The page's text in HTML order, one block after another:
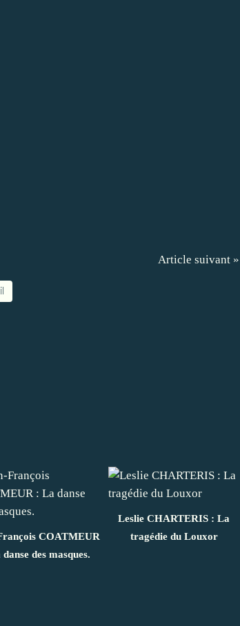
Article suivant »
COATMEUR
des masques.
Leslie CHARTERIS : La
tragédie du Louxor